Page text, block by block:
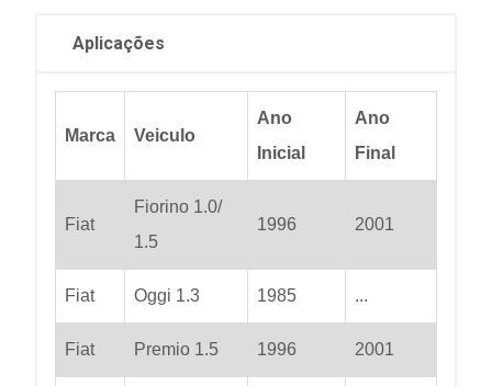
Aplicações
Marca Veiculo
Ano
Inicial
Ano
Final
Fiat
Fiorino 1.0/
1.5
1996 2001
Fiat Oggi 1.3 1985 ...
Fiat Premio 1.5 1996 2001